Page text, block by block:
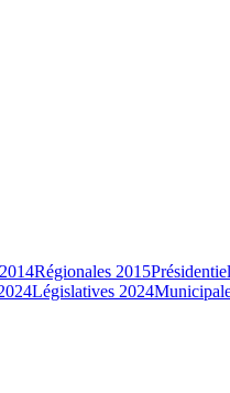
Régionales 2015
Législatives 2024